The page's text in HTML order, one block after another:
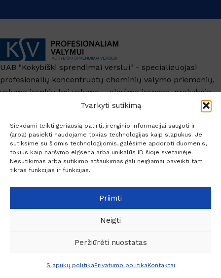
Tvarkyti sutikimą
Siekdami teikti geriausią patirtį, įrenginio informacijai saugoti ir
(arba) pasiekti naudojame tokias technologijas kaip slapukus. Jei
sutiksime su šiomis technologijomis, galėsime apdoroti duomenis,
tokius kaip naršymo elgsena arba unikalūs ID šioje svetainėje.
Nesutikimas arba sutikimo atšaukimas gali neigiamai paveikti tam
tikras funkcijas ir funkcijas.
Priimti
Neigti
Peržiūrėti nuostatas
Slapukų politikaPrivatumo politikaKontaktai
UAB "Kokybiški sprendimai verslui" - specializuojasi
profesionalių koncentruotų cheminių valymo priemonių,
valymo įrankių bei valymo – plovimo įrangos prekyboje.
Naudinga
Paskyra
Socialiniai kontaktai
© 2026 Profesionaliam valymui.
Šepetys
su PVM